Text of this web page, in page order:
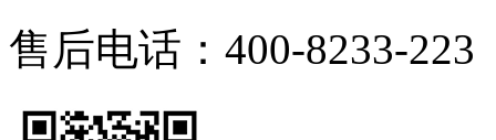
售后电话：400-8233-223